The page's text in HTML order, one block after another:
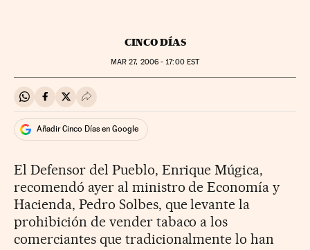
CINCO DÍAS
MAR 27, 2006 - 17:00EST
Compartir en Whatsapp
Compartir en Facebook
Compartir en Twitter
Desplegar Redes Sociales
Añadir Cinco Días en Google
El Defensor del Pueblo, Enrique Múgica,
recomendó ayer al ministro de Economía y
Hacienda, Pedro Solbes, que levante la
prohibición de vender tabaco a los
comerciantes que tradicionalmente lo han